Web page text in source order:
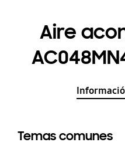
Aire
Temas comunes